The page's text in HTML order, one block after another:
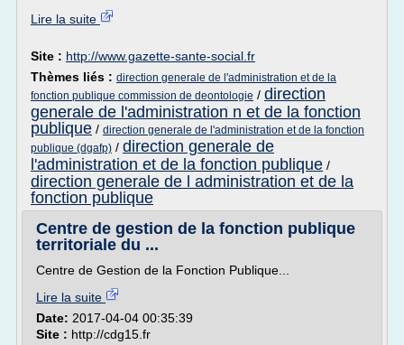
Lire la suite
Site : http://www.gazette-sante-social.fr
Thèmes liés : direction generale de l'administration et de la
fonction publique commission de deontologie / direction
generale de l'administration n et de la fonction
publique / direction generale de l'administration et de la fonction
publique (dgafp) / direction generale de
l'administration et de la fonction publique /
direction generale de l administration et de la
fonction publique
Centre de gestion de la fonction publique
territoriale du ...
Centre de Gestion de la Fonction Publique...
Lire la suite
Date: 2017-04-04 00:35:39
Site : http://cdg15.fr